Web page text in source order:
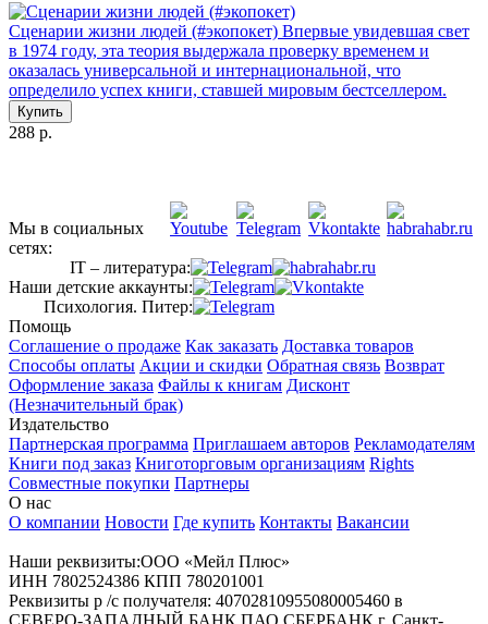
Сценарии жизни людей (#экопокет) Впервые увидевшая свет
в 1974 году, эта теория выдержала проверку временем и
оказалась универсальной и интернациональной, что
определило успех книги, ставшей мировым бестселлером.
Купить
288 р.
Мы в социальных
сетях:
IT – литература:
Наши детские аккаунты:
Психология. Питер:
Помощь
Соглашение о продаже Как заказать Доставка товаров
Способы оплаты Акции и скидки Обратная связь Возврат
Оформление заказа Файлы к книгам Дисконт
(Незначительный брак)
Издательство
Партнерская программа Приглашаем авторов Рекламодателям
Книги под заказ Книготорговым организациям Rights
Совместные покупки Партнеры
О нас
О компании Новости Где купить Контакты Вакансии
Наши реквизиты:ООО «Мейл Плюс»
ИНН 7802524386 КПП 780201001
Реквизиты р /с получателя: 40702810955080005460 в
СЕВЕРО-ЗАПАДНЫЙ БАНК ПАО СБЕРБАНК г. Санкт-